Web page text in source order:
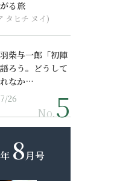
る旅
タヒチ ヌイ)
柴与一郎「初陣
ろう。どうして
なか…
26
No.
8月号